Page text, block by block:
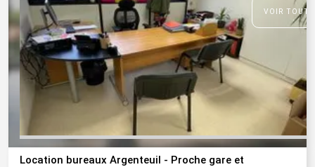
VOIR
Location bureaux Argenteuil - Proche gare et